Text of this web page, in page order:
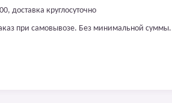
доставка круглосуточно
при самовывозе. Без минимальной суммы.